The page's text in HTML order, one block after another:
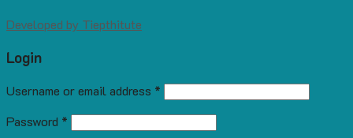
Developed by Tiepthitute
Login
Username or email address *
Password *